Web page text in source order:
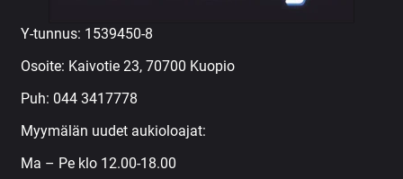
Y-tunnus: 1539450-8
Osoite: Kaivotie 23, 70700 Kuopio
Puh: 044 3417778
Myymälän uudet aukioloajat:
Ma – Pe klo 12.00-18.00